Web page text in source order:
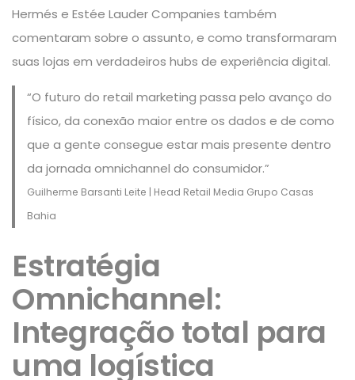
Hermés e Estée Lauder Companies também
comentaram sobre o assunto, e como transformaram
suas lojas em verdadeiros hubs de experiência digital.
“O futuro do retail marketing passa pelo avanço do
físico, da conexão maior entre os dados e de como
que a gente consegue estar mais presente dentro
da jornada omnichannel do consumidor.”
Guilherme Barsanti Leite | Head Retail Media Grupo Casas
Bahia
Estratégia
Omnichannel:
Integração total para
uma logística